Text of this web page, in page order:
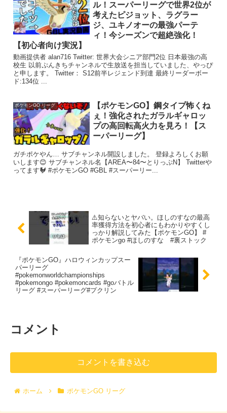
ル！スーパーリーグで世界2位が
考えたピジョット、ラグラー
ジ、ユキノオーの最強パーテ
ィ！今シーズンで超絶強化！
【初心者向け実況】
動画提供者 alan716 Twitter: 世界大会シニア部門2位 日本最強の高
校生 以前ぷんきちチャンネルで生放送を担当していました、やっぴ
と申します。 Twitter： S12前半レジェンド到達 最終リーダーボー
ド:134位 ...
ポケモンGO リーグ
【ポケモンGO】鋼タイプ怖くね
ぇ！強化されたガラルギャロッ
プの高回転高火力を見ろ！【ス
ーパーリーグ】
ガチポケやん… サブチャンネル開設しました。 登録よろしくお願
いします😊 サブチャンネル名【AREA〜84〜とりっぷN】 Twitterや
ってます🐓 #ポケモンGO #GBL #スーパーリー...
⚠️知らないとヤバい。ほしのすなの最高
率獲得方法を初心者にもわかりやすくし
っかり解説してみた【ポケモンGO】 #
ポケモンgo #ほしのすな #裏ストック
『ポケモンGO』ハロウィンカップスー
パーリーグ
#pokemonworldchampionships
#pokemongo #pokemoncards #goバトル
リーグ #スーパーリーグ#プクリン
コメント
コメントを書き込む
ホーム ポケモンGO リーグ